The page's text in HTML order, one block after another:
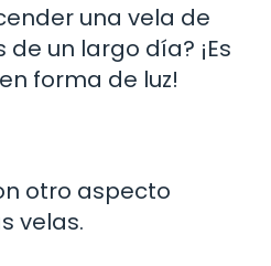
una vela de
un largo día? ¡Es
forma de luz!
otro aspecto
velas.